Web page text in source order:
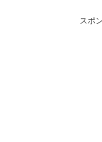
スポ